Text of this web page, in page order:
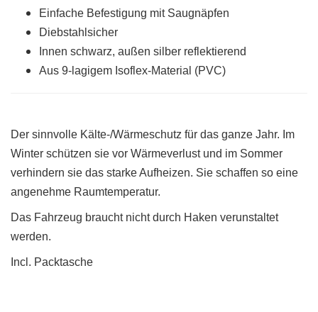
Einfache Befestigung mit Saugnäpfen
Diebstahlsicher
Innen schwarz, außen silber reflektierend
Aus 9-lagigem Isoflex-Material (PVC)
Der sinnvolle Kälte-/Wärmeschutz für das ganze Jahr. Im
Winter schützen sie vor Wärmeverlust und im Sommer
verhindern sie das starke Aufheizen. Sie schaffen so eine
angenehme Raumtemperatur.
Das Fahrzeug braucht nicht durch Haken verunstaltet
werden.
Incl. Packtasche